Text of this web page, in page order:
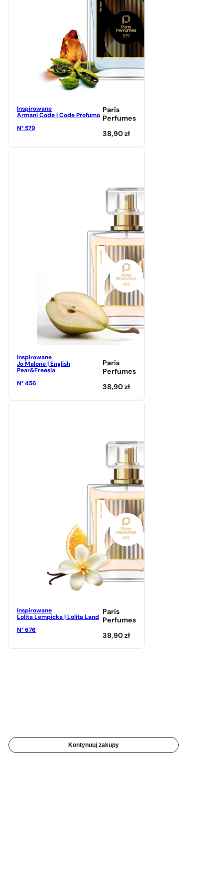
Inspirowane
Armani Code | Code Profumo
N° 579
Paris
Perfumes
38,90zł
Inspirowane
Jo Malone | English
Pear&Freesia
N° 456
Paris
Perfumes
38,90zł
Inspirowane
Lolita Lempicka | Lolita Land
N° 676
Paris
Perfumes
38,90zł
Kontynuuj zakupy